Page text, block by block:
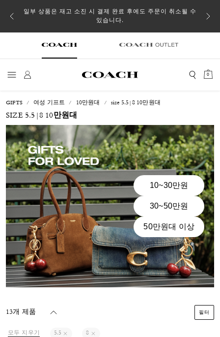
일부 상품은 재고 소진 시 결제 완료 후에도 주문이 취소될 수
있습니다.
0
GIFTS 여성 기프트 10만원대 size 5.5|8 10만원대
SIZE 5.5|8 10만원대
10~30만원
30~50만원
50만원대 이상
13개 제품 필터
모두 지우기 5.5 8